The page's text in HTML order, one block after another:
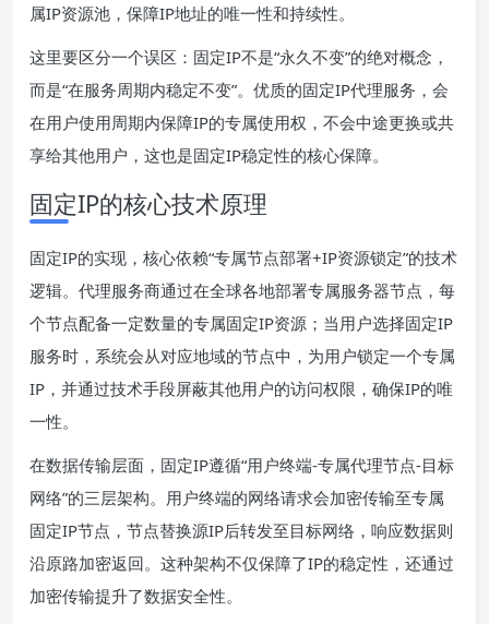
属IP资源池，保障IP地址的唯一性和持续性。
这里要区分一个误区：固定IP不是“永久不变”的绝对概念，
而是“在服务周期内稳定不变”。优质的固定IP代理服务，会
在用户使用周期内保障IP的专属使用权，不会中途更换或共
享给其他用户，这也是固定IP稳定性的核心保障。
固定IP的核心技术原理
固定IP的实现，核心依赖“专属节点部署+IP资源锁定”的技术
逻辑。代理服务商通过在全球各地部署专属服务器节点，每
个节点配备一定数量的专属固定IP资源；当用户选择固定IP
服务时，系统会从对应地域的节点中，为用户锁定一个专属
IP，并通过技术手段屏蔽其他用户的访问权限，确保IP的唯
一性。
在数据传输层面，固定IP遵循“用户终端-专属代理节点-目标
网络”的三层架构。用户终端的网络请求会加密传输至专属
固定IP节点，节点替换源IP后转发至目标网络，响应数据则
沿原路加密返回。这种架构不仅保障了IP的稳定性，还通过
加密传输提升了数据安全性。